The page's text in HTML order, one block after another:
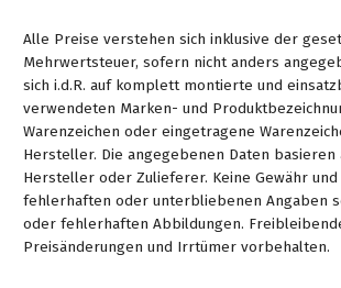
Alle Preise verstehen sich inklusive der
Mehrwertsteuer, sofern nicht anders
sich i.d.R. auf komplett montierte und
verwendeten Marken- und
Warenzeichen oder eingetragene
Hersteller. Die angegebenen Daten
Hersteller oder Zulieferer. Keine Gewähr
fehlerhaften oder unterbliebenen Angaben
oder fehlerhaften Abbildungen.
Preisänderungen und Irrtümer vorbehalten.